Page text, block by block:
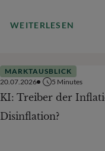
WEITERLESEN
MARKTAUSBLICK
20.07.2026
5 Minutes
KI: Treiber der
Disinflation?